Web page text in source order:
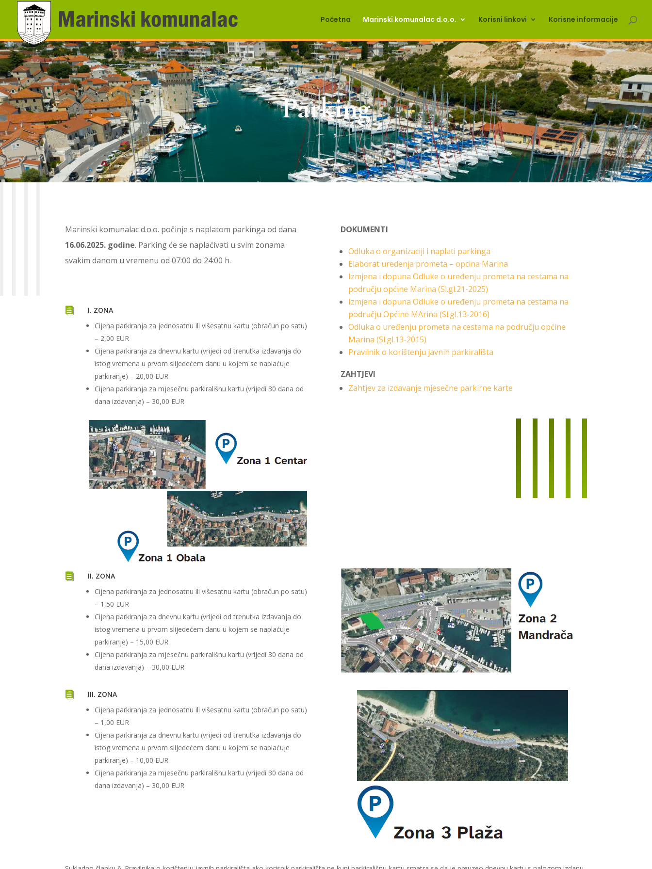
Početna Marinski komunalac d.o.o. Korisni linkovi Korisne informacije
Parking
Marinski komunalac d.o.o. počinje s naplatom parkinga od dana
16.06.2025. godine. Parking će se naplaćivati u svim zonama
svakim danom u vremenu od 07:00 do 24:00 h.

I. ZONA
Cijena parkiranja za jednosatnu ili višesatnu kartu (obračun po satu)
– 2,00 EUR
Cijena parkiranja za dnevnu kartu (vrijedi od trenutka izdavanja do
istog vremena u prvom slijedećem danu u kojem se naplaćuje
parkiranje) – 20,00 EUR
Cijena parkiranja za mjesečnu parkirališnu kartu (vrijedi 30 dana od
dana izdavanja) – 30,00 EUR

II. ZONA
Cijena parkiranja za jednosatnu ili višesatnu kartu (obračun po satu)
– 1,50 EUR
Cijena parkiranja za dnevnu kartu (vrijedi od trenutka izdavanja do
istog vremena u prvom slijedećem danu u kojem se naplaćuje
parkiranje) – 15,00 EUR
Cijena parkiranja za mjesečnu parkirališnu kartu (vrijedi 30 dana od
dana izdavanja) – 30,00 EUR

III. ZONA
Cijena parkiranja za jednosatnu ili višesatnu kartu (obračun po satu)
– 1,00 EUR
Cijena parkiranja za dnevnu kartu (vrijedi od trenutka izdavanja do
istog vremena u prvom slijedećem danu u kojem se naplaćuje
parkiranje) – 10,00 EUR
Cijena parkiranja za mjesečnu parkirališnu kartu (vrijedi 30 dana od
dana izdavanja) – 30,00 EUR
DOKUMENTI
Odluka o organizaciji i naplati parkinga
Elaborat uredenja prometa – opcina Marina
Izmjena i dopuna Odluke o uređenju prometa na cestama na
području općine Marina (Sl.gl.21-2025)
Izmjena i dopuna Odluke o uređenju prometa na cestama na
području Općine MArina (Sl.gl.13-2016)
Odluka o uređenju prometa na cestama na području općine
Marina (Sl.gl.13-2015)
Pravilnik o korištenju javnih parkirališta
ZAHTJEVI
Zahtjev za izdavanje mjesečne parkirne karte